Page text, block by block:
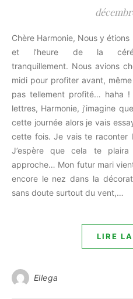
Chère Harmonie, Nous y étions ! La journée était bien avancée
et l’heure de la
tranquillement. Nous avions
midi pour profiter avant,
pas tellement profité… haha
lettres, Harmonie, j’imagine
cette journée alors je vais
cette fois. Je vais te raconter
J’espère que cela te
approche… Mon futur mari
encore le nez dans la
sans doute surtout du vent,…
LIRE
Ellega